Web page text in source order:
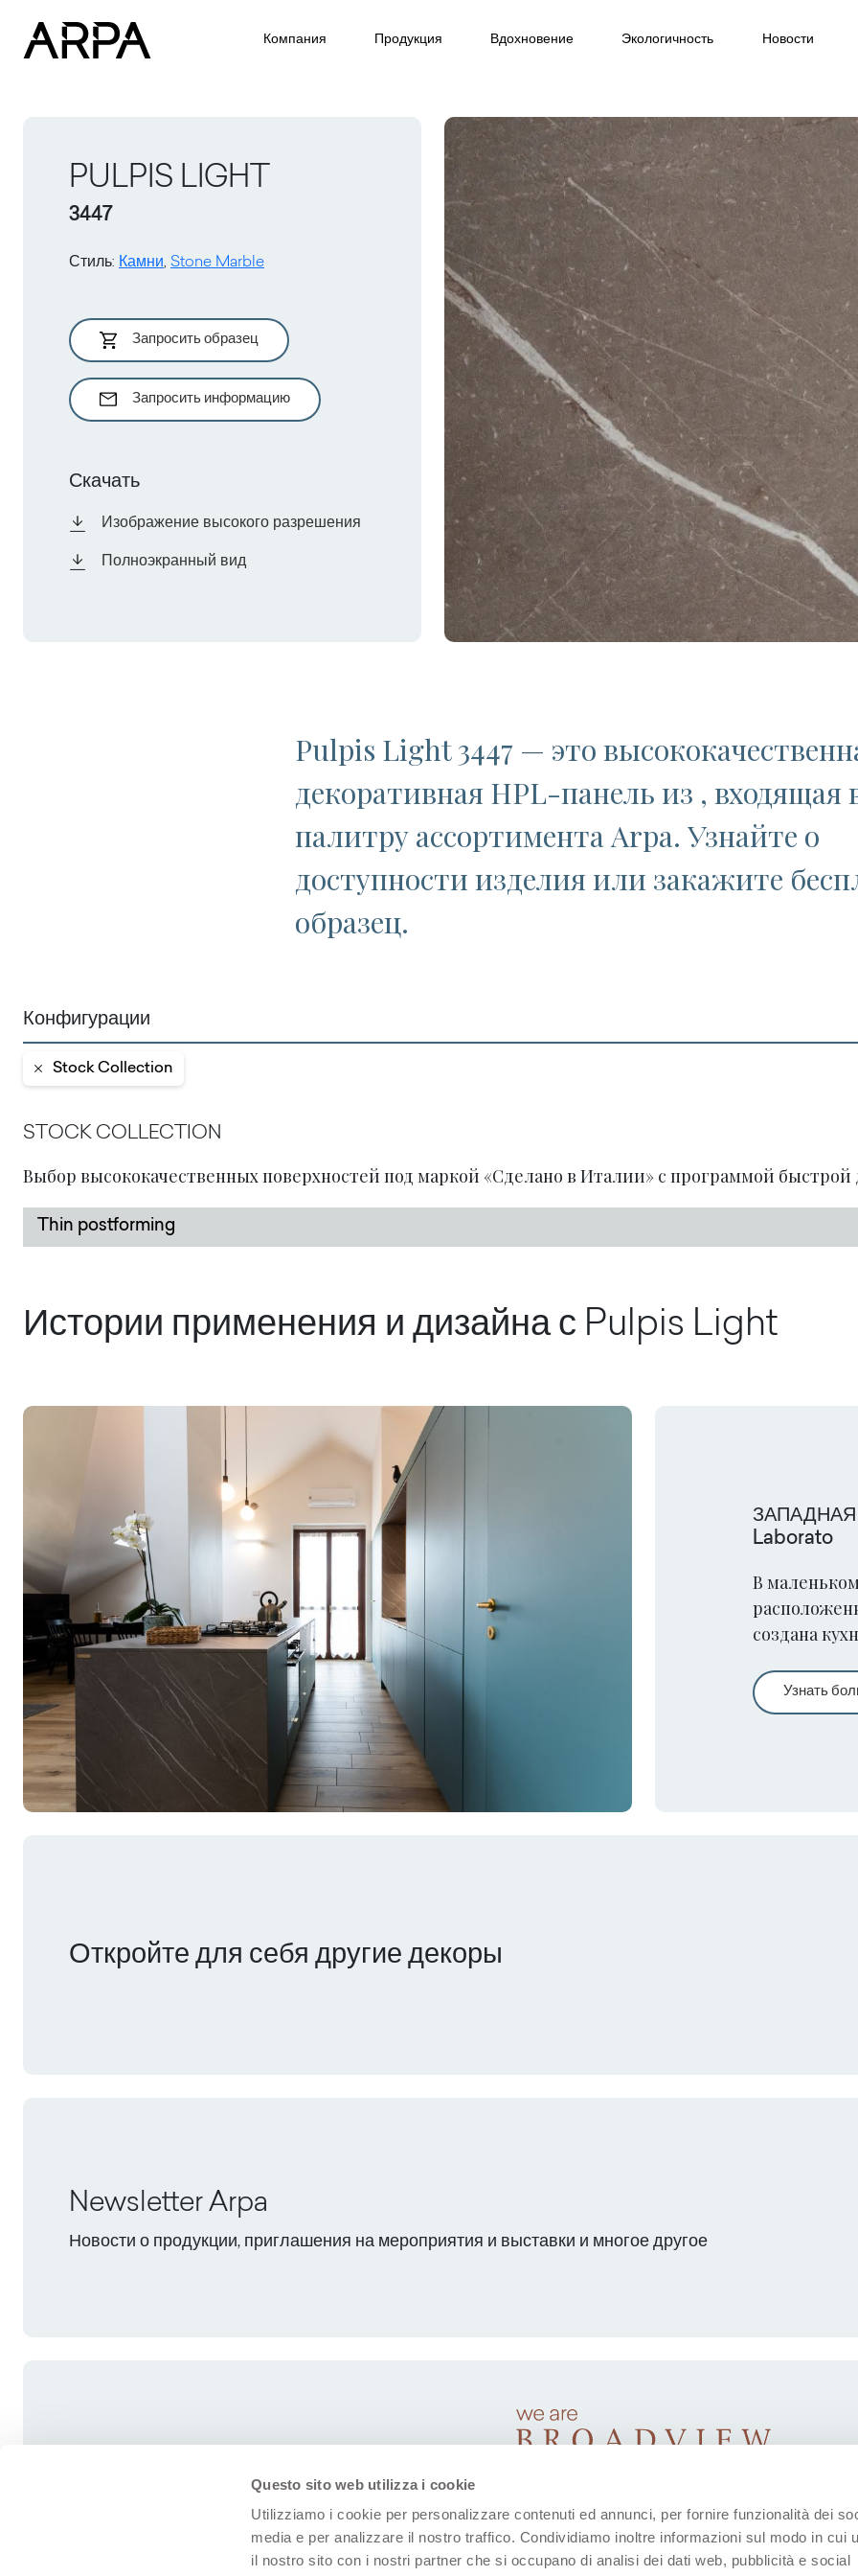
Questo sito web utilizza i cookie
Utilizziamo i cookie per personalizzare contenuti ed annunci, per fornire funzionalità dei
media e per analizzare il nostro traffico. Condividiamo inoltre informazioni sul modo in cui
il nostro sito con i nostri partner che si occupano di analisi dei dati web, pubblicità e social
Компания Продукция Вдохновение Экологичность Новости
PULPIS LIGHT
3447
Стиль: Камни, Stone Marble
Запросить образец
Запросить информацию
Скачать
Изображение высокого разрешения
Полноэкранный вид
Pulpis Light 3447 — это
декоративная HPL-панель из , входящая
палитру ассортимента Arpa. Узнайте о
доступности изделия или закажите
образец.
Конфигурации
Stock Collection
STOCK COLLECTION
Выбор высококачественных поверхностей под маркой «Сделано в Италии» с программой быстрой
Thin postforming
Истории применения и дизайна с Pulpis Light
Laborato
В
создана
Анджело
Узнать
Откройте для себя другие декоры
Newsletter Arpa
Новости о продукции, приглашения на мероприятия и выставки и многое другое